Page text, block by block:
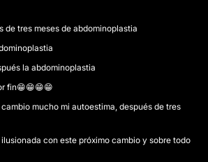
de tres meses de abdominoplastia
la abdominoplastia
fin😁😁😁😁
mucho mi autoestima, después de tres
con este próximo cambio y sobre todo